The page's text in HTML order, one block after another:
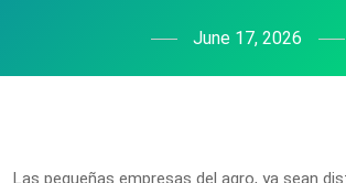
June 17, 2026
Las pequeñas empresas del agro, ya sean